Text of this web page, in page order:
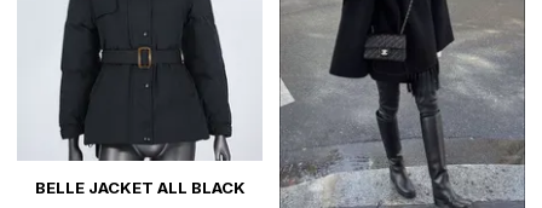
BELLE JACKET ALL BLACK